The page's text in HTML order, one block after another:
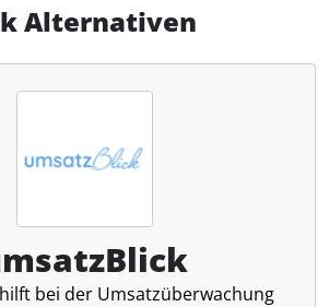
Alternativen
bei der Umsatzüberwachung